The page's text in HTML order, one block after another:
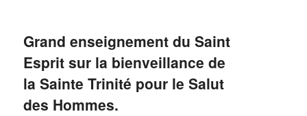
Grand enseignement du Saint
Esprit sur la bienveillance de
la Sainte Trinité pour le Salut
des Hommes.